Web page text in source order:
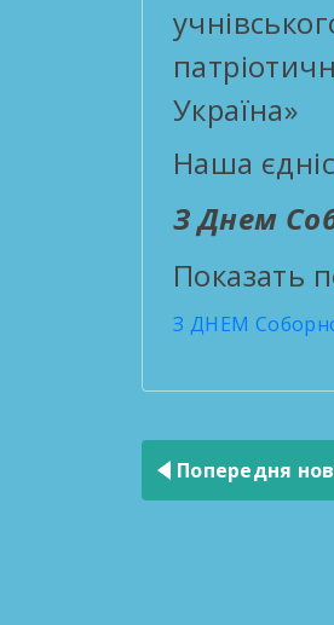
Україна»
Наша
З Днем
Показать
З ДНЕМ
записів
Попередня